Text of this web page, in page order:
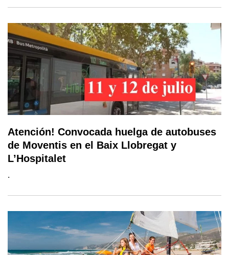
Atención! Convocada huelga de autobuses
de Moventis en el Baix Llobregat y
L’Hospitalet
.